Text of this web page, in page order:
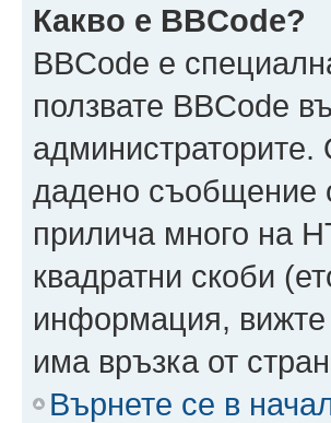
Какво е BBCode?
BBCode е
ползвате BBCode
дадено съобщение
прилича много на
квадратни скоби
информация, вижте
има връзка от
Върнете се в